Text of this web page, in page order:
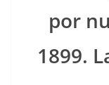
por
1899.